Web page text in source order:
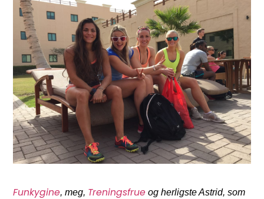
Funkygine, meg, Treningsfrue og herligste Astrid, som